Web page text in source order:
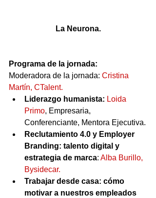
La Neurona.
Programa de la jornada:
Moderadora de la jornada: Cristina
Martín, CTalent.
Liderazgo humanista: Loida
Primo, Empresaria,
Conferenciante, Mentora Ejecutiva.
Reclutamiento 4.0 y Employer
Branding: talento digital y
estrategia de marca: Alba Burillo,
Bysidecar.
Trabajar desde casa: cómo
motivar a nuestros empleados